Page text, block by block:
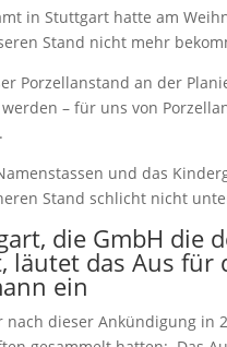
in Stuttgart hatte am
Stand nicht mehr
Porzellanstand an der
– für uns von
und das
Stand schlicht nicht
die GmbH die
läutet das Aus für
ein
nach dieser Ankündigung in